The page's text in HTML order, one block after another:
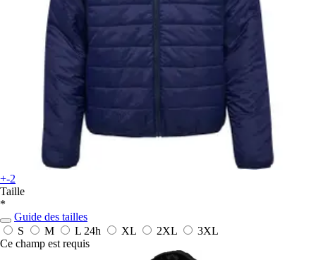
+-2
Taille
*
Guide des tailles
S
M L 24h XL 2XL
3XL
Ce champ est requis